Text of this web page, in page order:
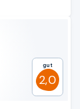
Gut
2,0